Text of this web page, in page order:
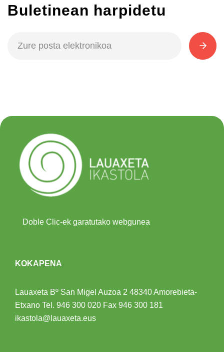
Buletinean harpidetu
Doble Clic-ek garatutako webgunea
KOKAPENA
Lauaxeta Bº San Migel Auzoa 2 48340 Amorebieta-
Etxano Tel. 946 300 020 Fax 946 300 181
ikastola@lauaxeta.eus